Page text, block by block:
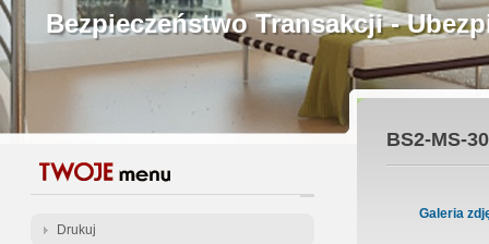
Bezpieczeństwo Transakcji -
Licencjonowani Pośrednicy
Gwarancja Zwrotu Zadatku
Gratis - Przedwstępna Umowa
Drukuj
BS2-MS-
Galeria